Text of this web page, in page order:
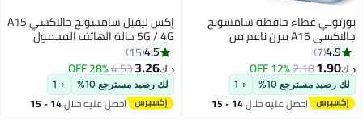
بورتوني غطاء حافظة سامسونج
جالاكسي A15 مرن ناعم من
السيليكون مناسب لهاتف جالاكسي
A15 مضاد للخدش مع بطانة داخلية
من الألياف الدقيقة حافظة هاتف
واقية مضادة للصدمات لهاتف
جالاكسي A15 4G/5G 6.5 بوصة
4.9
7
د.ك‏1.90
2.18
12% OFF
لك رصيد مسترجع 10% + 1
احصل عليه خلال 14 - 15
إكس ليفيل سامسونج جالاكسي A15
5G / 4G حالة الهاتف المحمول
4.5
15
د.ك‏3.26
4.53
28% OFF
لك رصيد مسترجع 10% + 1
احصل عليه خلال 14 - 15